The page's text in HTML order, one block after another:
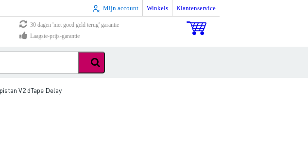
Mijn account Winkels Klantenservice
30 dagen 'niet goed geld terug' garantie
Laagste-prijs-garantie
V2 dTape Delay